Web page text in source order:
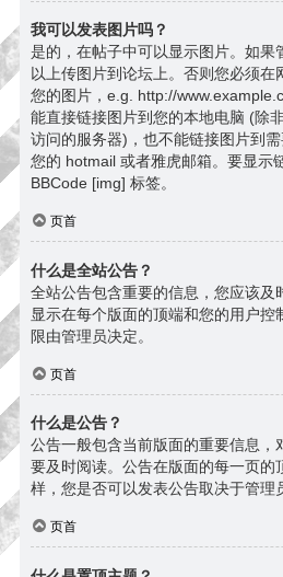
我可以发表图片吗？
是的，在帖子中可以显示图片。如果
以上传图片到论坛上。否则您必须
您的图片，e.g. http://
能直接链接图片到您的本地电脑 (除
访问的服务器)，也不能链接图片到
您的 hotmail 或者雅虎邮箱。要显示
BBCode [img] 标签。
页首
什么是全站公告？
全站公告包含重要的信息，您应该及
显示在每个版面的顶端和您的用户控
限由管理员决定。
页首
什么是公告？
公告一般包含当前版面的重要信息，
要及时阅读。公告在版面的每一页的
样，您是否可以发表公告取决于管理
页首